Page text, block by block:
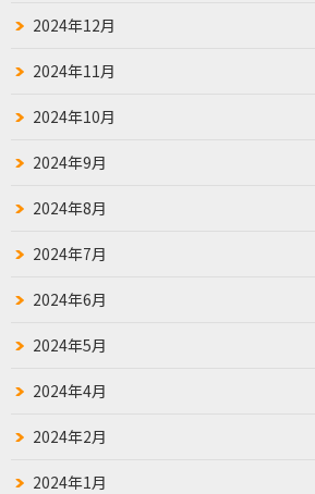
2024年12月
2024年11月
2024年10月
2024年9月
2024年8月
2024年7月
2024年6月
2024年5月
2024年4月
2024年2月
2024年1月